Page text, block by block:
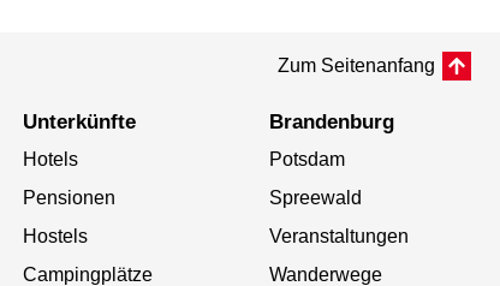
Zum Seitenanfang
Unterkünfte
Hotels
Pensionen
Hostels
Campingplätze
Brandenburg
Potsdam
Spreewald
Veranstaltungen
Wanderwege